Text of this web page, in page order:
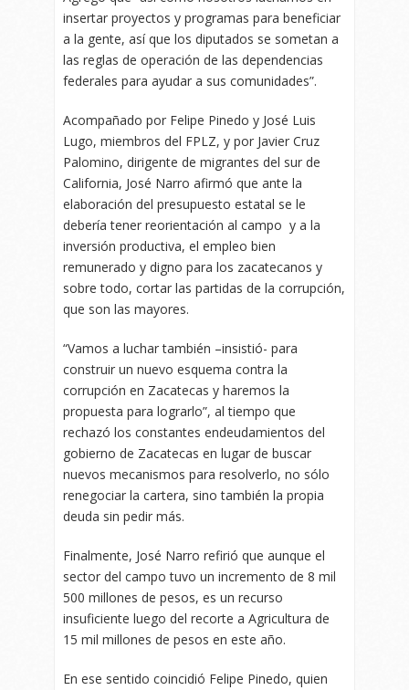
insertar proyectos y programas para beneficiar
a la gente, así que los diputados se sometan a
las reglas de operación de las dependencias
federales para ayudar a sus comunidades”.
Acompañado por Felipe Pinedo y José Luis
Lugo, miembros del FPLZ, y por Javier Cruz
Palomino, dirigente de migrantes del sur de
California, José Narro afirmó que ante la
elaboración del presupuesto estatal se le
debería tener reorientación al campo y a la
inversión productiva, el empleo bien
remunerado y digno para los zacatecanos y
sobre todo, cortar las partidas de la corrupción,
que son las mayores.
“Vamos a luchar también –insistió- para
construir un nuevo esquema contra la
corrupción en Zacatecas y haremos la
propuesta para lograrlo”, al tiempo que
rechazó los constantes endeudamientos del
gobierno de Zacatecas en lugar de buscar
nuevos mecanismos para resolverlo, no sólo
renegociar la cartera, sino también la propia
deuda sin pedir más.
Finalmente, José Narro refirió que aunque el
sector del campo tuvo un incremento de 8 mil
500 millones de pesos, es un recurso
insuficiente luego del recorte a Agricultura de
15 mil millones de pesos en este año.
En ese sentido coincidió Felipe Pinedo, quien